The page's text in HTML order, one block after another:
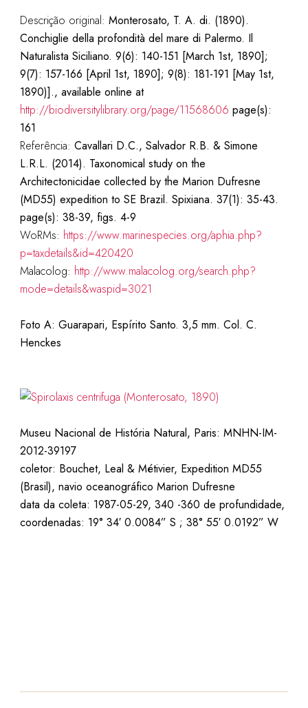
Descrição original: Monterosato, T. A. di. (1890).
Conchiglie della profondità del mare di Palermo. Il
Naturalista Siciliano. 9(6): 140-151 [March 1st, 1890];
9(7): 157-166 [April 1st, 1890]; 9(8): 181-191 [May 1st,
1890)]., available online at
http://biodiversitylibrary.org/page/11568606 page(s):
161
Referência: Cavallari D.C., Salvador R.B. & Simone
L.R.L. (2014). Taxonomical study on the
Architectonicidae collected by the Marion Dufresne
(MD55) expedition to SE Brazil. Spixiana. 37(1): 35-43.
page(s): 38-39, figs. 4-9
WoRMs: https://www.marinespecies.org/aphia.php?
p=taxdetails&id=420420
Malacolog: http://www.malacolog.org/search.php?
mode=details&waspid=3021
Foto A: Guarapari, Espírito Santo. 3,5 mm. Col. C.
Henckes
Museu Nacional de História Natural, Paris: MNHN-IM-
2012-39197
coletor: Bouchet, Leal & Métivier, Expedition MD55
(Brasil), navio oceanográfico Marion Dufresne
data da coleta: 1987-05-29, 340 -360 de profundidade,
coordenadas: 19° 34′ 0.0084” S ; 38° 55′ 0.0192” W